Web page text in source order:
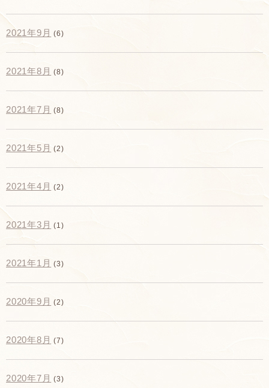
2021年9月 (6)
2021年8月 (8)
2021年7月 (8)
2021年5月 (2)
2021年4月 (2)
2021年3月 (1)
2021年1月 (3)
2020年9月 (2)
2020年8月 (7)
2020年7月 (3)